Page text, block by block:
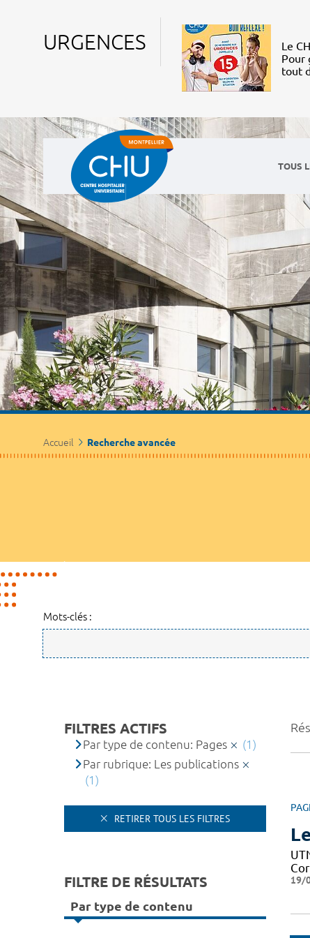
URGENCES
Le
Pour
tout
TOUS
Accueil Recherche avancée
Mots-clés :
19/
FILTRES ACTIFS
Par type de contenu: Pages
(1)
Par rubrique: Les publications
(1)
RETIRER TOUS LES FILTRES
FILTRE DE RÉSULTATS
Par type de contenu